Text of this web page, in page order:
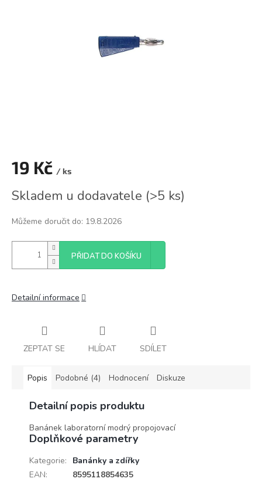
19 Kč / ks
cena:
Skladem u dodavatele (>5 ks)
Můžeme doručit do: 19.8.2026
PŘIDAT DO KOŠÍKU
Detailní informace
ZEPTAT SE HLÍDAT SDÍLET
Popis Podobné (4) Hodnocení Diskuze
Detailní popis produktu
Banánek laboratorní modrý propojovací
Doplňkové parametry
Kategorie:
Banánky a zdířky
EAN: 8595118854635